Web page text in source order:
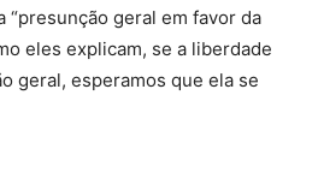
“presunção geral em favor da
eles explicam, se a liberdade
geral, esperamos que ela se